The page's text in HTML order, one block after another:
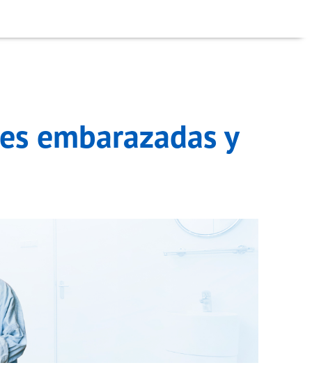
embarazadas y